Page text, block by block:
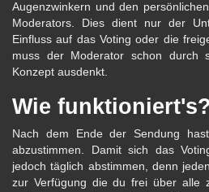
Augenzwinkern und den
Moderators. Dies dient nur der
Einfluss auf das Voting oder die
muss der Moderator schon
Konzept ausdenkt.
Wie funktioniert's?
Nach dem Ende der Sendung
abzustimmen. Damit sich das
jedoch täglich abstimmen, denn
zur Verfügung die du frei über alle